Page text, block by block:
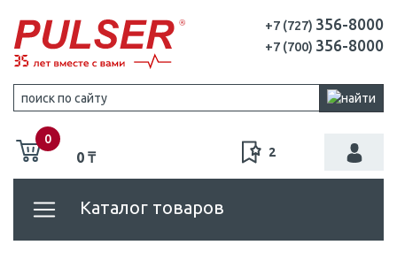
+7 (727) 356-8000
+7 (700) 356-8000
0
0 ₸ 2
Каталог товаров